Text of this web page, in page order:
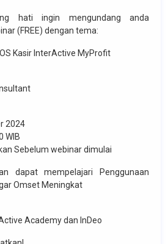
hati ingin mengundang anda
(FREE) dengan tema:
Kasir InterActive MyProfit
2024
WIB
Sebelum webinar dimulai
dapat mempelajari Penggunaan
Omset Meningkat
Academy dan InDeo